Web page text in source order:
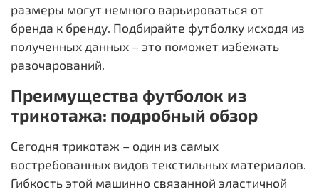
размеры могут немного варьироваться от
бренда к бренду. Подбирайте футболку исходя из
полученных данных – это поможет избежать
разочарований.
Преимущества футболок из
трикотажа: подробный обзор
Сегодня трикотаж – один из самых
востребованных видов текстильных материалов.
Гибкость этой машинно связанной эластичной